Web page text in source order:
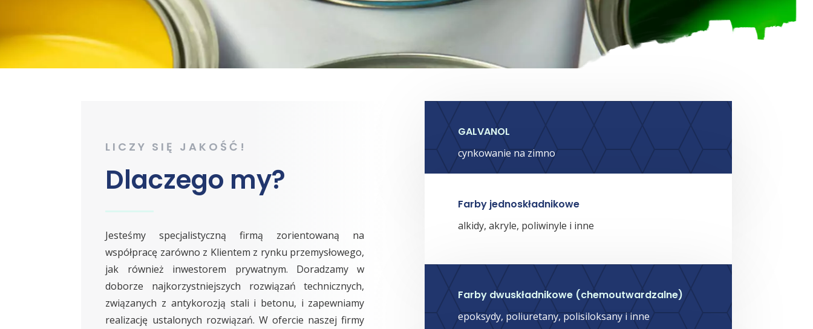
LICZY SIĘ JAKOŚĆ!
Dlaczego my?
Jesteśmy specjalistyczną firmą zorientowaną na
współpracę zarówno z Klientem z rynku przemysłowego,
jak również inwestorem prywatnym. Doradzamy w
doborze najkorzystniejszych rozwiązań technicznych,
związanych z antykorozją stali i betonu, i zapewniamy
realizację ustalonych rozwiązań. W ofercie naszej firmy
GALVANOL
cynkowanie na zimno
Farby jednoskładnikowe
alkidy, akryle, poliwinyle i inne
Farby dwuskładnikowe (chemoutwardzalne)
epoksydy, poliuretany, polisiloksany i inne